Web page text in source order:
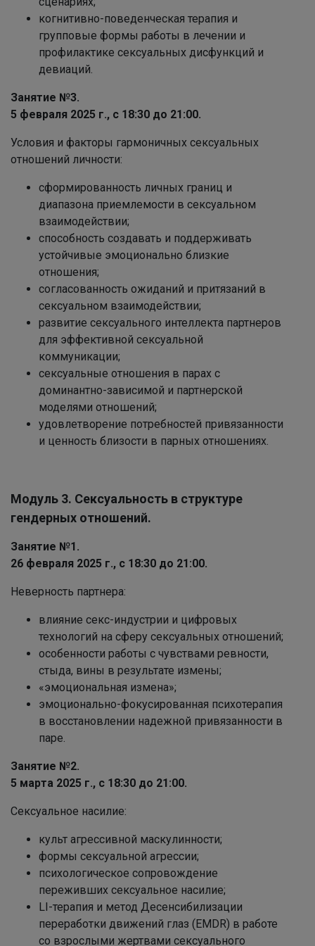
когнитивно-поведенческая терапия и
групповые формы работы в лечении и
профилактике сексуальных дисфункций и
девиаций.
Занятие №3.
5 февраля 2025 г., с 18:30 до 21:00.
Условия и факторы гармоничных сексуальных
отношений личности:
сформированность личных границ и
диапазона приемлемости в сексуальном
взаимодействии;
способность создавать и поддерживать
устойчивые эмоционально близкие
отношения;
согласованность ожиданий и притязаний в
сексуальном взаимодействии;
развитие сексуального интеллекта партнеров
для эффективной сексуальной
коммуникации;
сексуальные отношения в парах с
доминантно-зависимой и партнерской
моделями отношений;
удовлетворение потребностей привязанности
и ценность близости в парных отношениях.
Модуль 3. Сексуальность в структуре
гендерных отношений.
Занятие №1.
26 февраля 2025 г., с 18:30 до 21:00.
Неверность партнера:
влияние секс-индустрии и цифровых
технологий на сферу сексуальных отношений;
особенности работы с чувствами ревности,
стыда, вины в результате измены;
«эмоциональная измена»;
эмоционально-фокусированная психотерапия
в восстановлении надежной привязанности в
паре.
Занятие №2.
5 марта 2025 г., с 18:30 до 21:00.
Сексуальное насилие:
культ агрессивной маскулинности;
формы сексуальной агрессии;
психологическое сопровождение
переживших сексуальное насилие;
LI-терапия и метод Десенсибилизации
переработки движений глаз (EMDR) в работе
со взрослыми жертвами сексуального